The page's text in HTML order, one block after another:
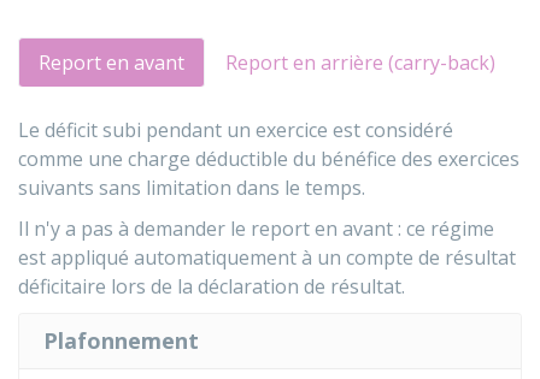
Report en avant Report en arrière (carry-back)
Le déficit subi pendant un exercice est considéré
comme une charge déductible du bénéfice des exercices
suivants sans limitation dans le temps.
Il n'y a pas à demander le report en avant : ce régime
est appliqué automatiquement à un compte de résultat
déficitaire lors de la déclaration de résultat.
Plafonnement